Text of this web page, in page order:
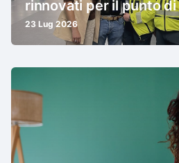
rinnovati per il punto
23 Lug 2026